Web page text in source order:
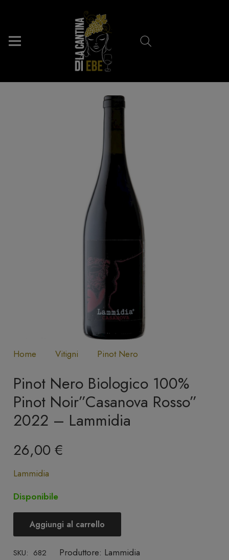
Home Vitigni Pinot Nero
Pinot Nero Biologico 100%
Pinot Noir”Casanova Rosso”
2022 – Lammidia
26,00€
Lammidia
Disponibile
Pinot
Aggiungi al carrello
SKU: 682 Produttore: Lammidia